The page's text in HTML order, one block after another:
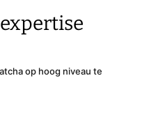
op hoog niveau te